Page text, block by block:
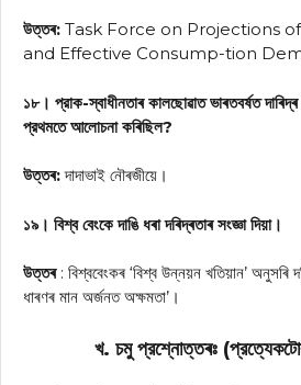
উত্তৰ: Task Force on Projections
and Effective Consump-tion
১৮। প্রাক-স্বাধীনতাৰ কালছোৱাত ভাৰতবৰ্ষত
প্রথমতে আলোচনা কৰিছিল?
উত্তৰ:দাদাভাই নৌৰজীয়ে।
১৯। বিশ্ব বেংকে দাঙি ধৰা দৰিদ্ৰতাৰ সংজ্ঞা দিয়া।
উত্তৰ: বিশ্ববেংকৰ ‘বিশ্ব উন্নয়ন খতিয়ান’ অনুসৰি
ধাৰণৰ মান অর্জনত অক্ষমতা’।
খ. চমু প্রশ্নোত্তৰঃ